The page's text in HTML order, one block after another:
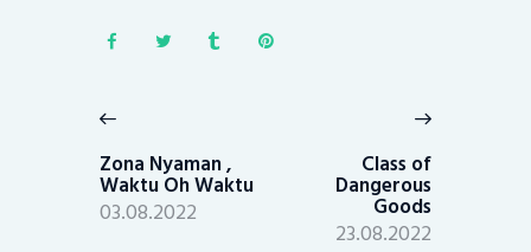
navigation
post:
Zona Nyaman ,
Waktu Oh Waktu
03.08.2022
Class of
Dangerous
Goods
23.08.2022